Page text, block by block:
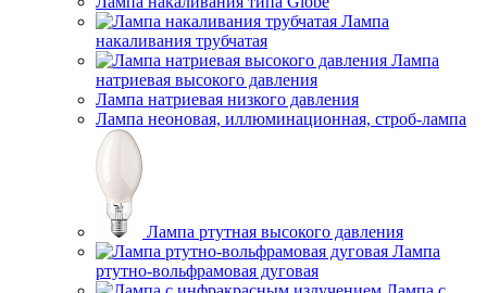
Лампа
накаливания трубчатая
Лампа
натриевая высокого давления
Лампа натриевая низкого давления
Лампа неоновая, иллюминационная, строб-лампа
Лампа ртутная высокого давления
Лампа
ртутно-вольфрамовая дуговая